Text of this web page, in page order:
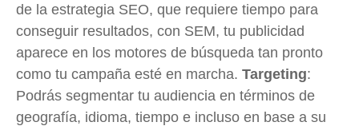
de la estrategia SEO, que requiere tiempo para
conseguir resultados, con SEM, tu publicidad
aparece en los motores de búsqueda tan pronto
como tu campaña esté en marcha. Targeting:
Podrás segmentar tu audiencia en términos de
geografía, idioma, tiempo e incluso en base a su